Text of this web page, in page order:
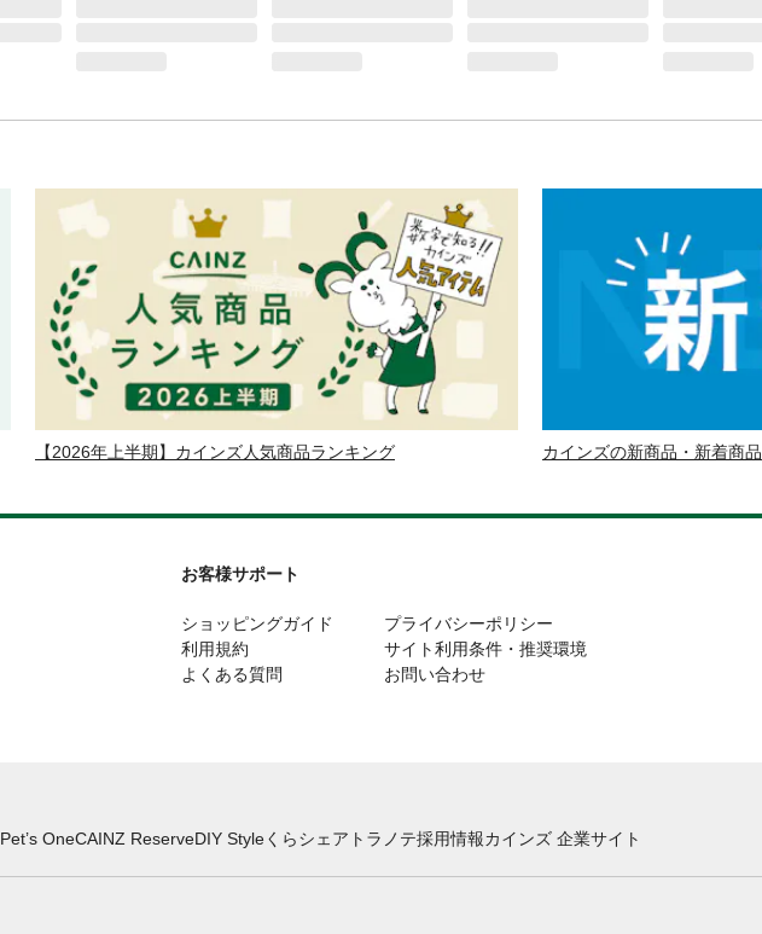
【2026年上半期】カインズ人気商品ランキング カインズの新商品・新着商品
お客様サポート
ショッピングガイド
利用規約
よくある質問
プライバシーポリシー
サイト利用条件・推奨環境
お問い合わせ
Pet’s OneCAINZ ReserveDIY Styleくらシェア トラノテ採用情報カインズ 企業サイト